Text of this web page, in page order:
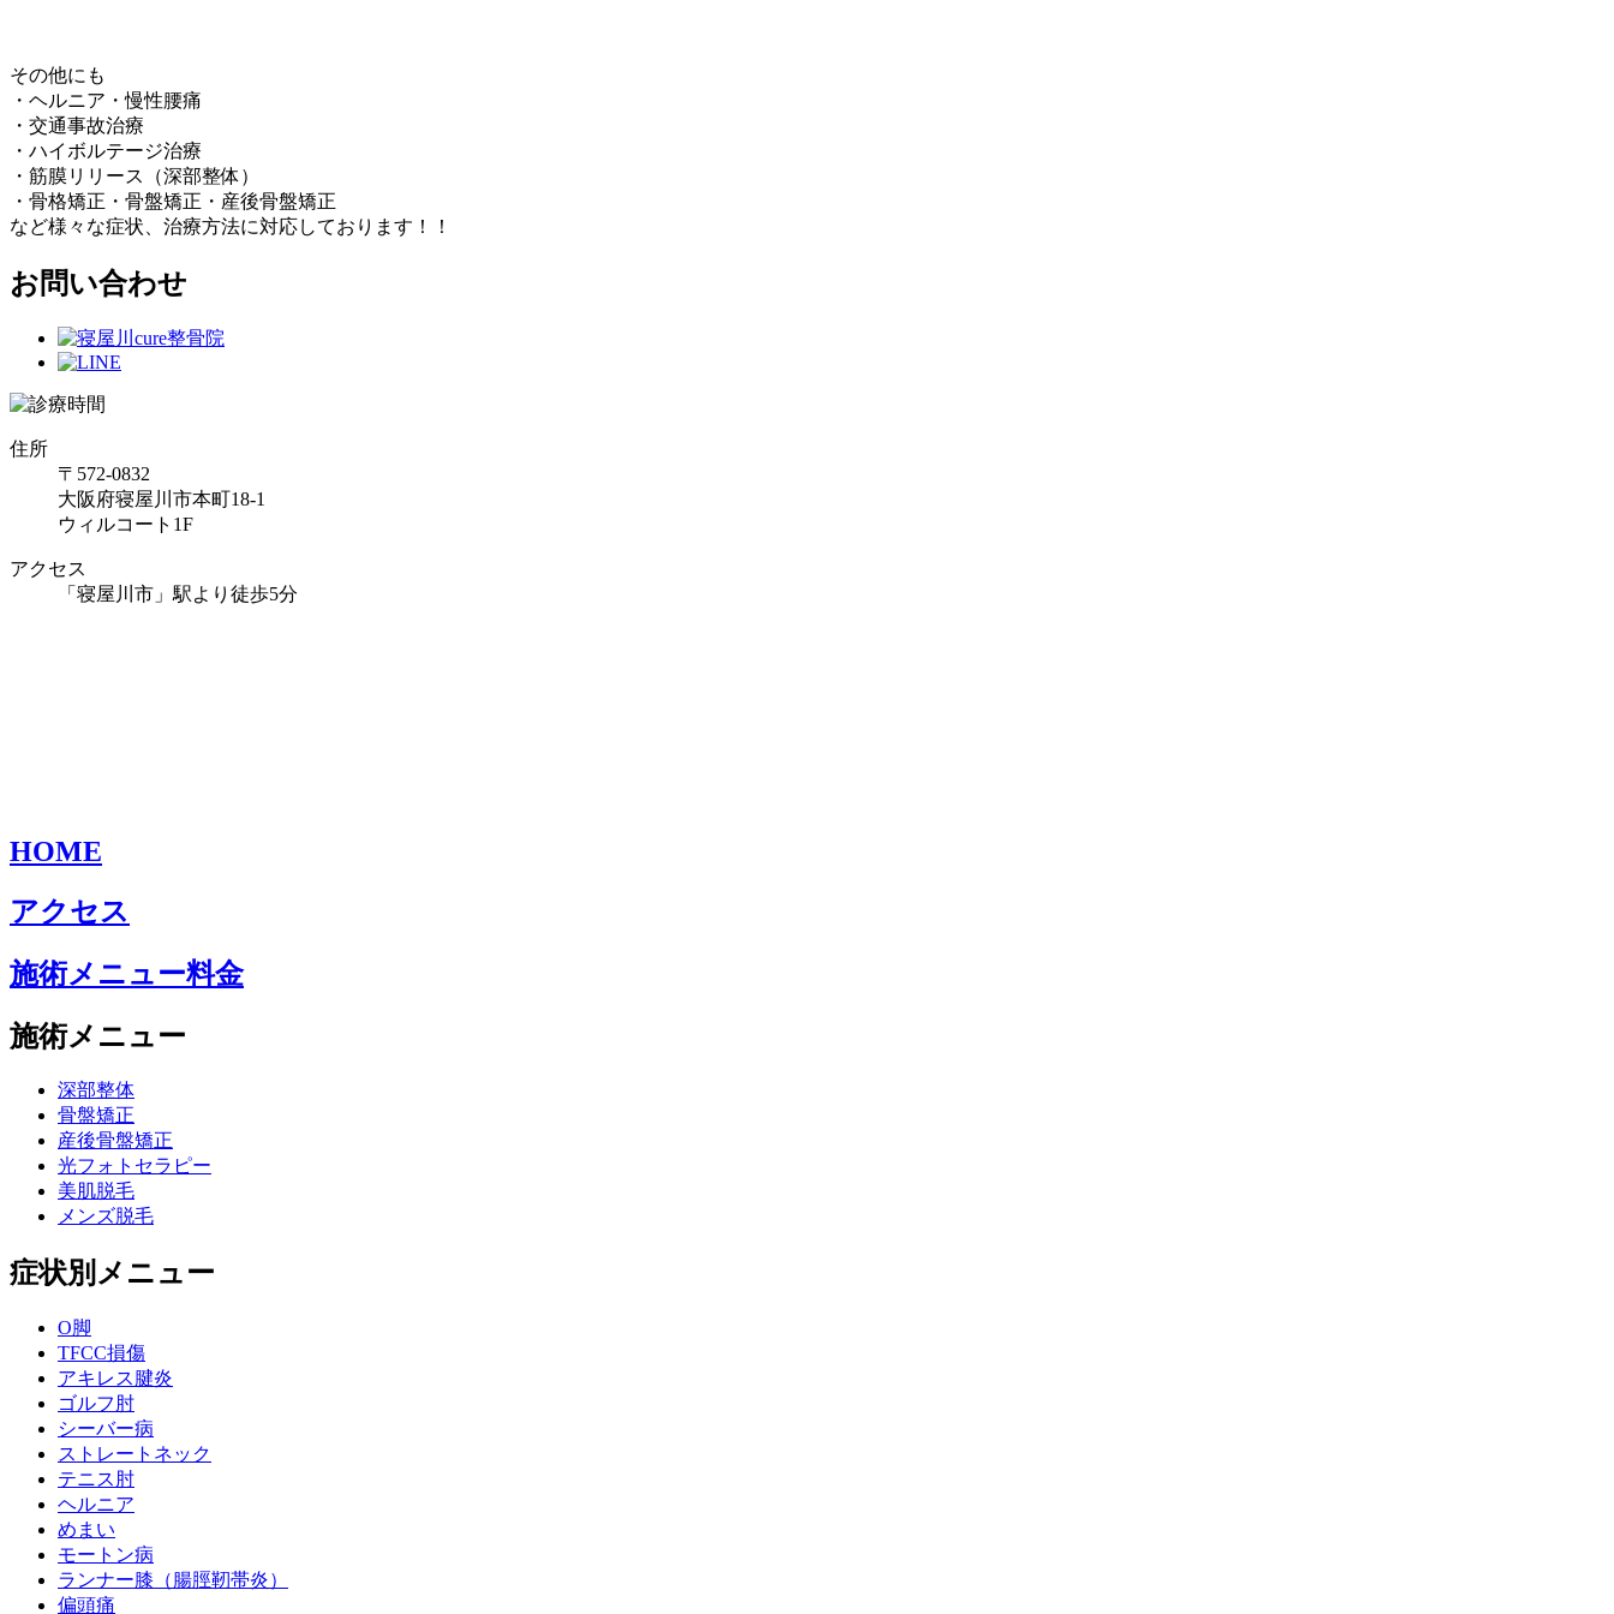
その他にも
・ヘルニア・慢性腰痛
・交通事故治療
・ハイボルテージ治療
・筋膜リリース（深部整体）
・骨格矯正・骨盤矯正・産後骨盤矯正
など様々な症状、治療方法に対応しております！！
お問い合わせ
住所
〒572-0832
大阪府寝屋川市本町18-1
ウィルコート1F
アクセス
「寝屋川市」駅より徒歩5分
HOME
アクセス
施術メニュー料金
施術メニュー
深部整体
骨盤矯正
産後骨盤矯正
光フォトセラピー
美肌脱毛
メンズ脱毛
症状別メニュー
O脚
TFCC損傷
アキレス腱炎
ゴルフ肘
シーバー病
ストレートネック
テニス肘
ヘルニア
めまい
モートン病
ランナー膝（腸脛靭帯炎）
偏頭痛